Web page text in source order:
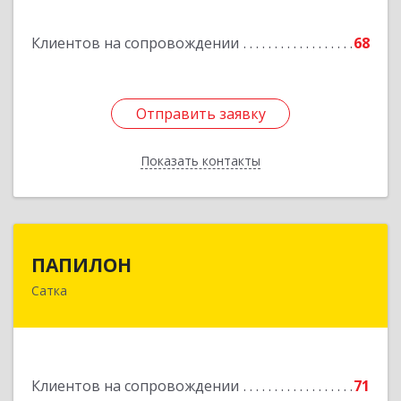
Клиентов на сопровождении 68
Отправить заявку
Показать контакты
Отправить заявку
Назад
ПАПИЛОН
Сатка
Клиентов на сопровождении 71
456910, Челябинская обл, Саткинский р-н, г